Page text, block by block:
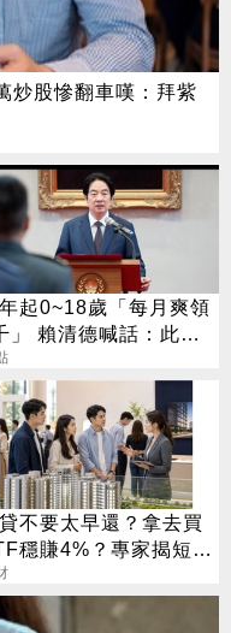
炒股慘翻車嘆：拜紫
起0~18歲「每月爽領
」 賴清德喊話：此時
待何時
不要太早還？拿去買
穩賺4%？專家揭短影
說完的真相